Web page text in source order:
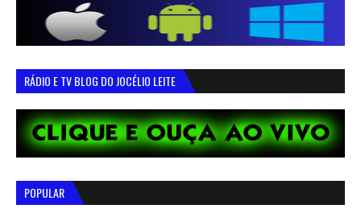
RÁDIO E TV BLOG DO JOCÉLIO LEITE
POPULAR